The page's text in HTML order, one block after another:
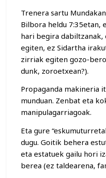
Trenera sartu
Bilbora heldu 7:35etan,
hari begira dabiltzanak,
egiten, ez Sidartha
zirriak egiten gozo-bero
dunk, zoroetxean?).
Propaganda makineria
munduan. Zenbat eta
manipulagarriagoak.
Eta gure
dugu. Goitik behera
eta estatuek gailu hori
berea (ez taldearena,